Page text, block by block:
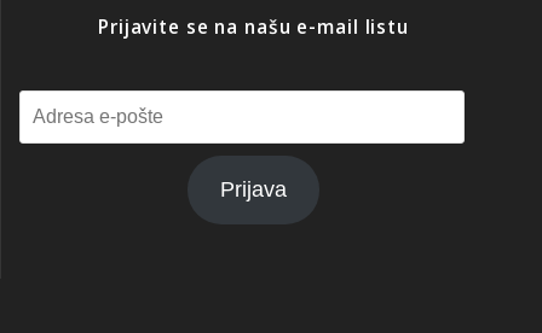
Prijavite se na našu e-mail listu
pošte
Prijava